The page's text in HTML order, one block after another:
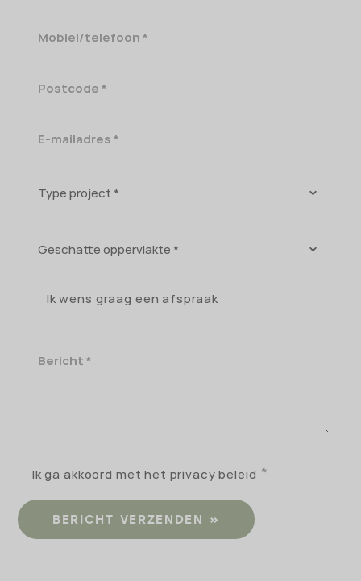
Mobiel/telefoon
Postcode
E-
Type
project
Geschatte
Ik wens graag een afspraak
Bericht
Ik ga akkoord met het privacy beleid
BERICHT VERZENDEN